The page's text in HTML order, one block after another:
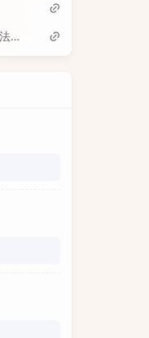
基于同态滤波的图像增强方法研究